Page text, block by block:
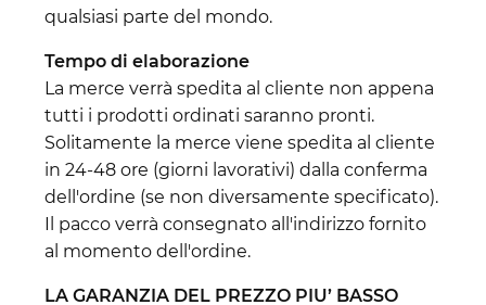
qualsiasi parte del mondo.
Tempo di elaborazione
La merce verrà spedita al cliente non appena
tutti i prodotti ordinati saranno pronti.
Solitamente la merce viene spedita al cliente
in 24-48 ore (giorni lavorativi) dalla conferma
dell'ordine (se non diversamente specificato).
Il pacco verrà consegnato all'indirizzo fornito
al momento dell'ordine.
LA GARANZIA DEL PREZZO PIU’ BASSO